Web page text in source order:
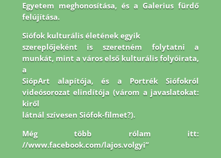
Egyetem meghonosítása, és a Galerius fürdő
felújítása.
Siófok kulturális életének egyik
szereplőjeként is szeretném folytatni a
munkát, mint a város első kulturális folyóirata,
a
SiópArt alapítója, és a Portrék Siófokról
videósorozat elindítója (várom a javaslatokat:
kiről
látnál szívesen Siófok-filmet?).
Még több rólam itt:
//www.facebook.com/lajos.volgyi”